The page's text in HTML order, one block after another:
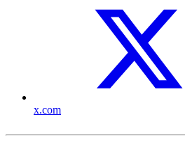
x.com